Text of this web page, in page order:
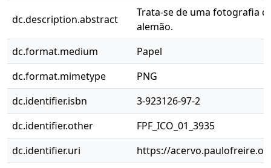
dc.description.abstract
Trata-se de uma fotografia
alemão.
dc.format.medium
Papel
dc.format.mimetype
PNG
dc.identifier.isbn
3-923126-97-2
dc.identifier.other
FPF_ICO_01_3935
dc.identifier.uri
https://